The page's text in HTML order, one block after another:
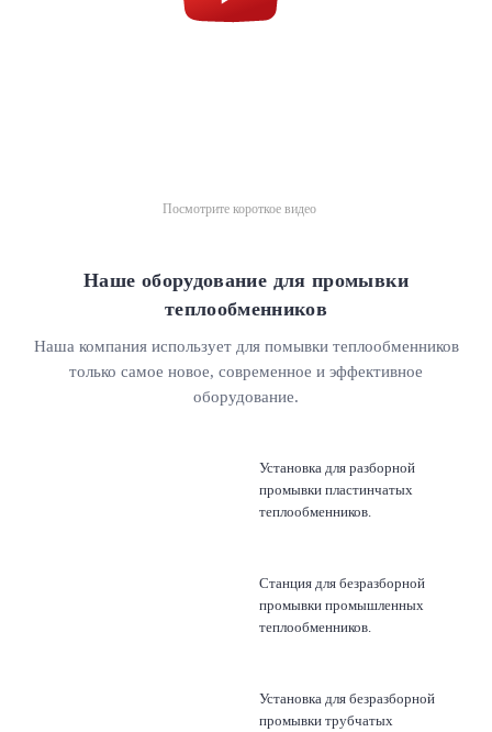
Посмотрите короткое видео
Наше оборудование для промывки
теплообменников
Наша компания использует для помывки теплообменников
только самое новое, современное и эффективное
оборудование.
Установка для разборной
промывки пластинчатых
теплообменников.
Станция для безразборной
промывки промышленных
теплообменников.
Установка для безразборной
промывки трубчатых